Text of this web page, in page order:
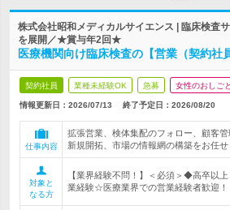
株式会社昭和メディカルサイエンス | 臨床検査
を展開／★賞与年2回★
医療機関向け臨床検査の【営業（契約
契約社員 業種未経験OK 急募 女性のおしご
情報更新日：2026/07/13 終了予定日： 2026/08/20
仕事内容
拡張営業、検体集配のフォロー、顧客管
新規開拓、市場の情報網の構築をお任せ
対象と
なる方
【業界経験不問！】＜必須＞◆高卒以
業経験☆医療業界での営業経験者歓迎！